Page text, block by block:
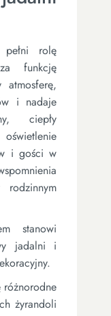
rolę
funkcję
i nadaje
ciepły
i gości w
rodzinnym
stanowi
jadalni i
różnorodne
żyrandoli